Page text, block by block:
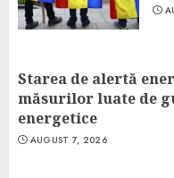
Starea de alertă
măsurilor luate de
energetice
AUGUST 7, 2026